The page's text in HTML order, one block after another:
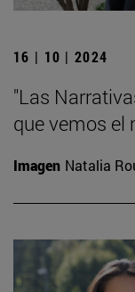
16 | 10 | 2024
"Las
que vemos el
Imagen Natalia